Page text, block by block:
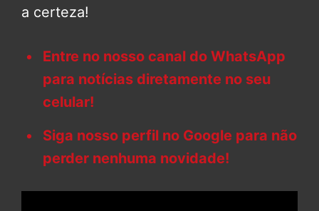
a certeza!
Entre no nosso canal do WhatsApp
para notícias diretamente no seu
celular!
Siga nosso perfil no Google para não
perder nenhuma novidade!